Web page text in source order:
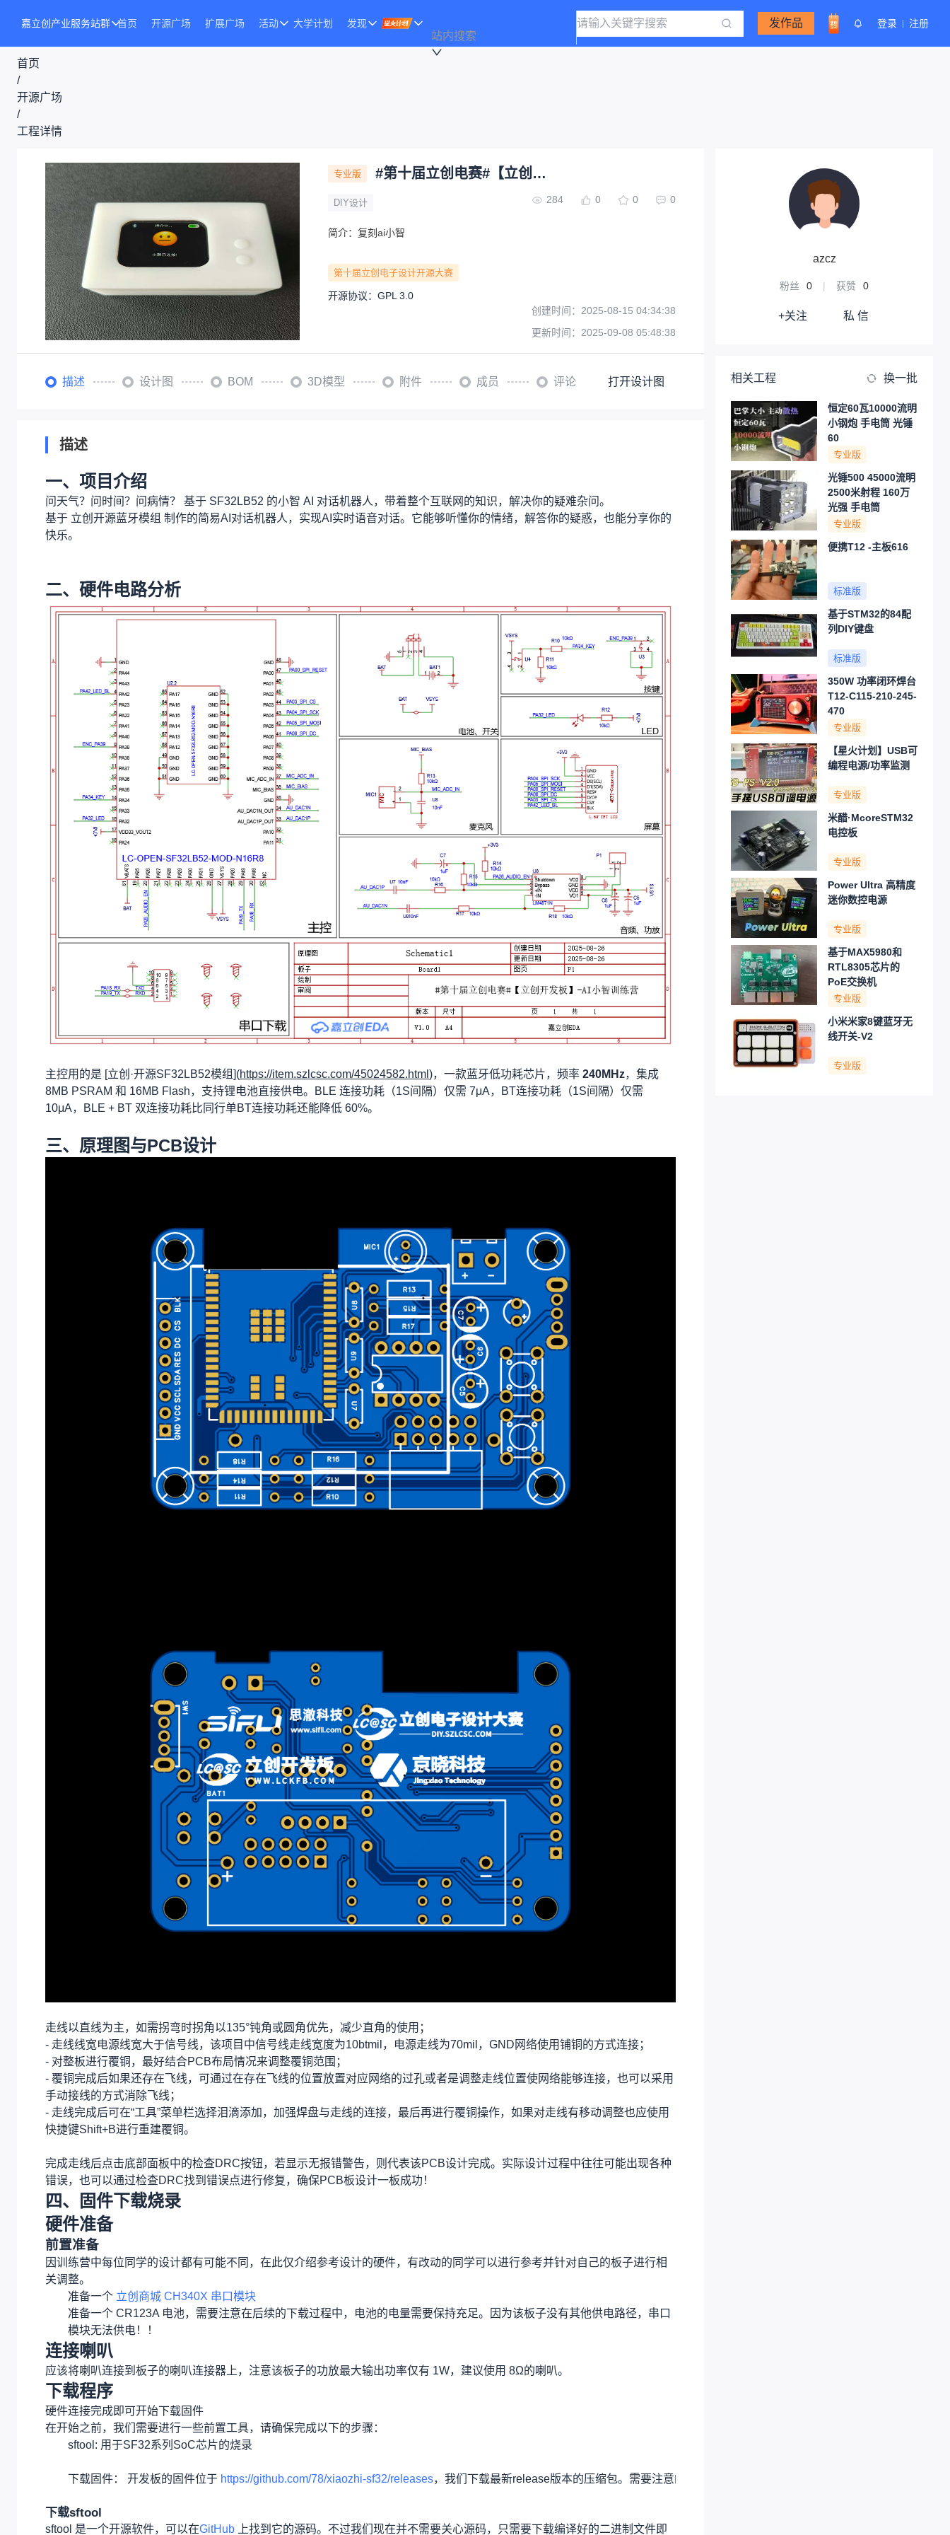
嘉立创产业服务站群 首页 开源广场 扩展广场 活动 大学计划 发现
站内搜索
发作品 登录 注册
首页
/
开源广场
/
工程详情
专业版 #第十届立创电赛#【立创开发板】-AI小智训练营
DIY设计 284 0 0 0
简介： 复刻ai小智
第十届立创电子设计开源大赛
开源协议： GPL 3.0
创建时间： 2025-08-15 04:34:38
更新时间： 2025-09-08 05:48:38
描述 设计图 BOM 3D模型 附件 成员 评论 打开设计图
描述
一、项目介绍
问天气？问时间？问病情？ 基于 SF32LB52 的小智 AI 对话机器人，带着整个互联网的知识，解决你的疑难杂问。
基于 立创开源蓝牙模组 制作的简易AI对话机器人，实现AI实时语音对话。它能够听懂你的情绪，解答你的疑惑，也能分享你的
快乐。
二、硬件电路分析
主控用的是 [立创·开源SF32LB52模组](https://item.szlcsc.com/45024582.html )，一款蓝牙低功耗芯片，频率 240MHz，集成
8MB PSRAM 和 16MB Flash，支持锂电池直接供电。BLE 连接功耗（1S间隔）仅需 7μA，BT连接功耗（1S间隔）仅需
10μA，BLE + BT 双连接功耗比同行单BT连接功耗还能降低 60%。
三、 原理图与PCB设计
走线以直线为主，如需拐弯时拐角以135°钝角或圆角优先，减少直角的使用；
- 走线线宽电源线宽大于信号线，该项目中信号线走线宽度为10btmil，电源走线为70mil，GND网络使用铺铜的方式连接；
- 对整板进行覆铜，最好结合PCB布局情况来调整覆铜范围；
- 覆铜完成后如果还存在飞线，可通过在存在飞线的位置放置对应网络的过孔或者是调整走线位置使网络能够连接，也可以采用
手动接线的方式消除飞线；
- 走线完成后可在“工具”菜单栏选择泪滴添加，加强焊盘与走线的连接，最后再进行覆铜操作，如果对走线有移动调整也应使用
快捷键Shift+B进行重建覆铜。
完成走线后点击底部面板中的检查DRC按钮，若显示无报错警告，则代表该PCB设计完成。实际设计过程中往往可能出现各种
错误，也可以通过检查DRC找到错误点进行修复，确保PCB板设计一板成功！
四、固件下载烧录
硬件准备
前置准备
因训练营中每位同学的设计都有可能不同，在此仅介绍参考设计的硬件，有改动的同学可以进行参考并针对自己的板子进行相
关调整。
准备一个 立创商城 CH340X 串口模块
准备一个 CR123A 电池，需要注意在后续的下载过程中，电池的电量需要保持充足。因为该板子没有其他供电路径，串口
模块无法供电！！
连接喇叭
应该将喇叭连接到板子的喇叭连接器上，注意该板子的功放最大输出功率仅有 1W，建议使用 8Ω的喇叭。
下载程序
硬件连接完成即可开始下载固件
在开始之前，我们需要进行一些前置工具，请确保完成以下的步骤：
sftool: 用于SF32系列SoC芯片的烧录
下载固件： 开发板的固件位于 https://github.com/78/xiaozhi-sf32/releases，我们下载最新release版本的压缩包。需要注意的是，我们一共需要
下载sftool
sftool 是一个开源软件，可以在GitHub 上找到它的源码。不过我们现在并不需要关心源码，只需要下载编译好的二进制文件即
azcz
粉丝 0 | 获赞 0
+关注 私 信
相关工程 换一批
恒定60瓦10000流明
小钢炮 手电筒 光锤
60
专业版
光锤500 45000流明
2500米射程 160万
光强 手电筒
专业版
便携T12 -主板616
标准版
基于STM32的84配
列DIY键盘
标准版
350W 功率闭环焊台
T12-C115-210-245-
470
专业版
【星火计划】USB可
编程电源/功率监测
专业版
米醋·McoreSTM32
电控板
专业版
Power Ultra 高精度
迷你数控电源
专业版
基于MAX5980和
RTL8305芯片的
PoE交换机
专业版
小米米家8键蓝牙无
线开关-V2
专业版